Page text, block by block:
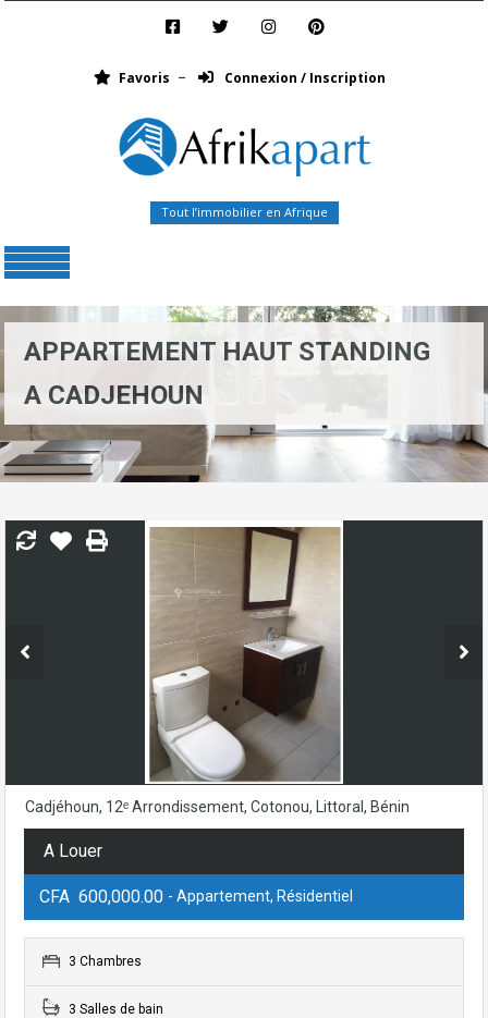
Favoris Connexion / Inscription
Tout l’immobilier en Afrique
APPARTEMENT HAUT STANDING
A CADJEHOUN
Cadjéhoun, 12ᵉ Arrondissement, Cotonou, Littoral, Bénin
A Louer
CFA 600,000.00 - Appartement, Résidentiel
3 Chambres
3 Salles de bain